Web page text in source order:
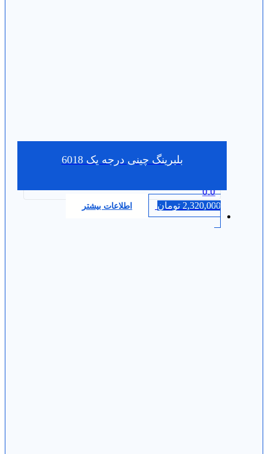
بلبرینگ چینی درجه یک 6018
0.0
2,320,000 تومان اطلاعات بیشتر